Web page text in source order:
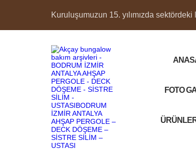
Kuruluşumuzun 15. yılımızda
FOTO